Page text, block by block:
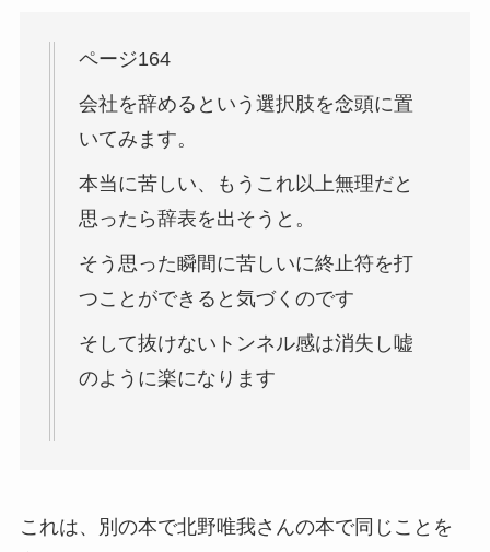
ページ164
会社を辞めるという選択肢を念頭に置
いてみます。
本当に苦しい、もうこれ以上無理だと
思ったら辞表を出そうと。
そう思った瞬間に苦しいに終止符を打
つことができると気づくのです
そして抜けないトンネル感は消失し嘘
のように楽になります
これは、別の本で北野唯我さんの本で同じことを